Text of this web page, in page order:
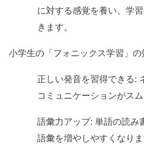
に対する感覚を養い、学
きます。
小学生の「フォニックス学習」の
正しい発音を習得できる:
コミュニケーションがス
語彙力アップ: 単語の読み
語彙を増やしやすくなりま